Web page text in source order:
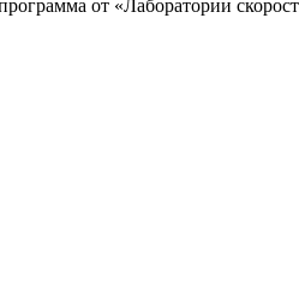
от «Лаборатории